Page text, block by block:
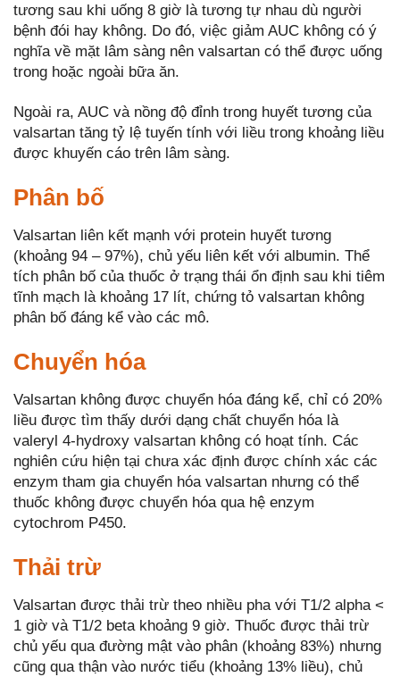
tương sau khi uống 8 giờ là tương tự nhau dù người
bệnh đói hay không. Do đó, việc giảm AUC không có ý
nghĩa về mặt lâm sàng nên valsartan có thể được uống
trong hoặc ngoài bữa ăn.
Ngoài ra, AUC và nồng độ đỉnh trong huyết tương của
valsartan tăng tỷ lệ tuyến tính với liều trong khoảng liều
được khuyến cáo trên lâm sàng.
Phân bố
Valsartan liên kết mạnh với protein huyết tương
(khoảng 94 – 97%), chủ yếu liên kết với albumin. Thể
tích phân bố của thuốc ở trạng thái ổn định sau khi tiêm
tĩnh mạch là khoảng 17 lít, chứng tỏ valsartan không
phân bố đáng kể vào các mô.
Chuyển hóa
Valsartan không được chuyển hóa đáng kể, chỉ có 20%
liều được tìm thấy dưới dạng chất chuyển hóa là
valeryl 4-hydroxy valsartan không có hoạt tính. Các
nghiên cứu hiện tại chưa xác định được chính xác các
enzym tham gia chuyển hóa valsartan nhưng có thể
thuốc không được chuyển hóa qua hệ enzym
cytochrom P450.
Thải trừ
Valsartan được thải trừ theo nhiều pha với T1/2 alpha <
1 giờ và T1/2 beta khoảng 9 giờ. Thuốc được thải trừ
chủ yếu qua đường mật vào phân (khoảng 83%) nhưng
cũng qua thận vào nước tiểu (khoảng 13% liều), chủ